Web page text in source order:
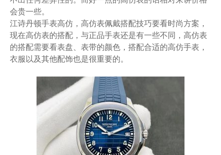
会贵一些。
江诗丹顿手表高仿，高仿表佩戴搭配技巧要看时尚方案，
现在高仿表的搭配，与正品手表还是有一些不同，高仿表
的搭配需要看表盘、表带的颜色，搭配合适的高仿手表，
衣服以及其他配饰也是很重要的。